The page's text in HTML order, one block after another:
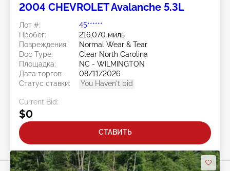
2004 CHEVROLET Avalanche 5.3L
Лот #:
45******
Пробег:
216,070 миль
Повреждения:
Normal Wear & Tear
Doc Type:
Clear North Carolina
Площадка:
NC - WILMINGTON
Дата торгов:
08/11/2026
Статус ставки:
You Haven't bid
Current Bid:
$0
СТАВИТЬ